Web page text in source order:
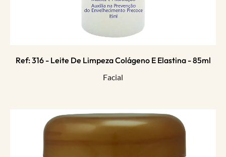
Ref: 316 - Leite De Limpeza Colágeno E Elastina - 85ml
Facial